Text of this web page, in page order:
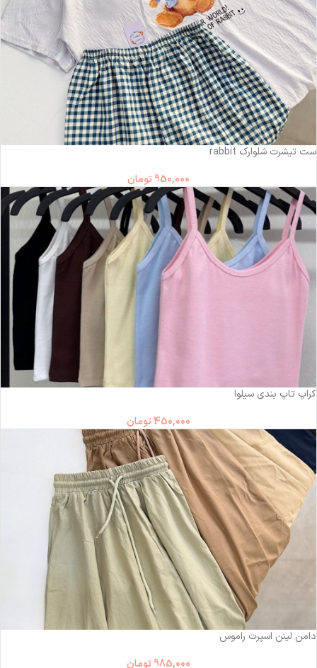
ست تیشرت شلوارک rabbit
950,000 تومان
کراپ تاپ بندی سیلوا
450,000 تومان
دامن لینن اسپرت راموس
985,000 تومان